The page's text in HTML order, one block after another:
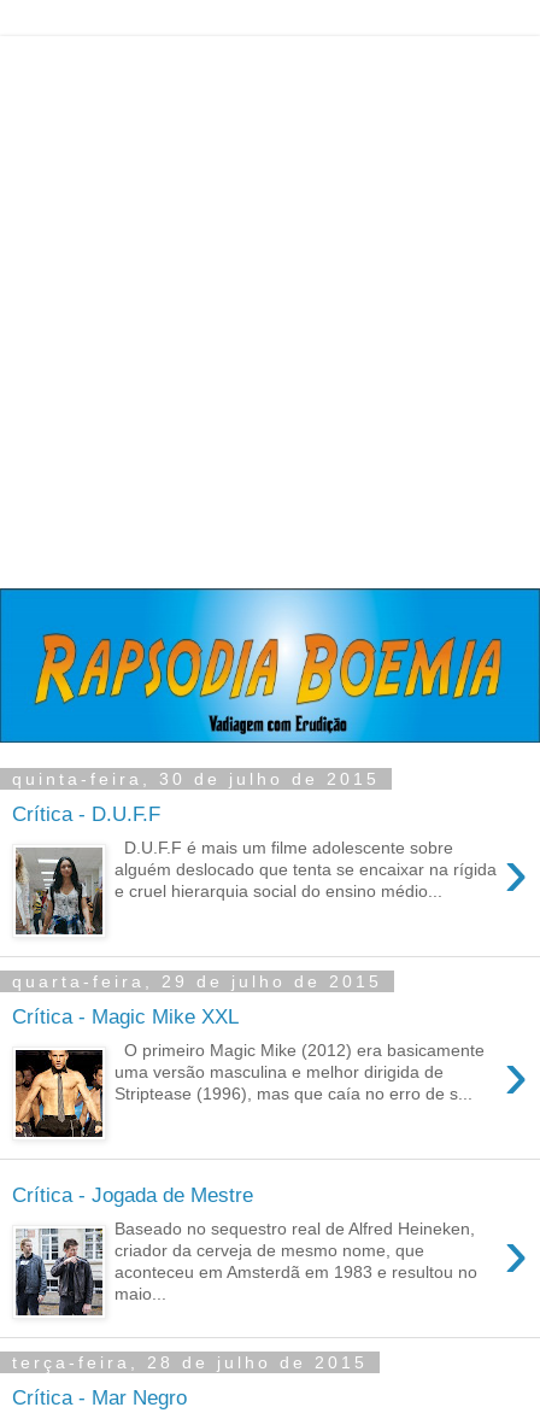
quinta-feira, 30 de julho de 2015
Crítica - D.U.F.F
›
D.U.F.F é mais um filme adolescente sobre
alguém deslocado que tenta se encaixar na rígida
e cruel hierarquia social do ensino médio...
quarta-feira, 29 de julho de 2015
Crítica - Magic Mike XXL
›
O primeiro Magic Mike (2012) era basicamente
uma versão masculina e melhor dirigida de
Striptease (1996), mas que caía no erro de s...
Crítica - Jogada de Mestre
›
Baseado no sequestro real de Alfred Heineken,
criador da cerveja de mesmo nome, que
aconteceu em Amsterdã em 1983 e resultou no
maio...
terça-feira, 28 de julho de 2015
Crítica - Mar Negro